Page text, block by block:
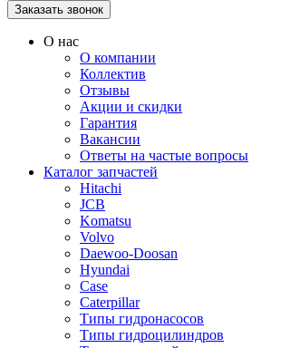
О нас
О компании
Коллектив
Отзывы
Акции и скидки
Гарантия
Вакансии
Ответы на частые вопросы
Каталог запчастей
Hitachi
JCB
Komatsu
Volvo
Daewoo-Doosan
Hyundai
Case
Caterpillar
Типы гидронасосов
Типы гидроцилиндров